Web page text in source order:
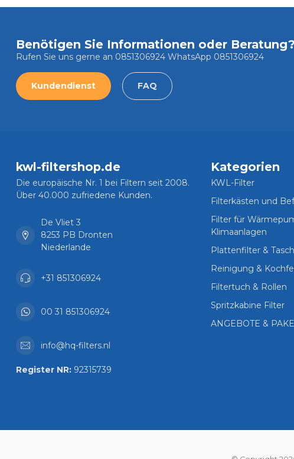
Benötigen Sie Informationen oder Beratung?
Rufen Sie uns gerne an 0851306924 WhatsApp 0851306924
Kundendienst FAQ
kwl-filtershop.de
Die europäische Nr. 1 bei Filtern seit 2008.
Über 40.000 zufriedene Kunden.
De Vliet 3
8253 PB Dronten
Niederlande
+31 851306924
00 31 851306924
info@hq-filters.nl
Register NR: 92315739
Kategorien
KWL-Filter
Filterkästen und
Filter für
Klimaanlagen
Plattenfilter &
Reinigung &
Filtertuch & Rollen
Spritzkabine Filter
ANGEBOTE &